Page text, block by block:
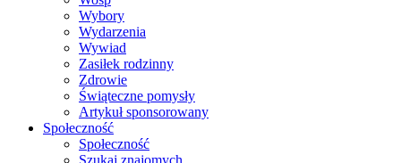
Wybory
Wydarzenia
Wywiad
Zasiłek rodzinny
Zdrowie
Świąteczne pomysły
Artykuł sponsorowany
Społeczność
Społeczność
Szukaj znajomych